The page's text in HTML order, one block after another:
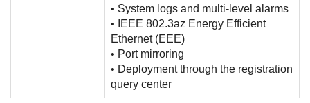
• System logs and multi-level alarms
• IEEE 802.3az Energy Efficient
Ethernet (EEE)
• Port mirroring
• Deployment through the registration
query center